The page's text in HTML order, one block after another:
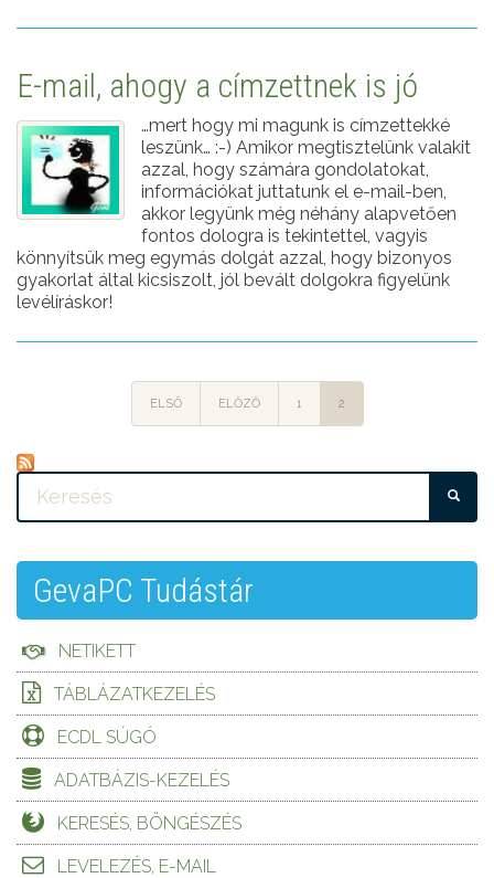
E-mail, ahogy a címzettnek is jó
…mert hogy mi magunk is címzettekké
leszünk… :-) Amikor megtisztelünk valakit
azzal, hogy számára gondolatokat,
információkat juttatunk el e-mail-ben,
akkor legyünk még néhány alapvetően
fontos dologra is tekintettel, vagyis
könnyítsük meg egymás dolgát azzal, hogy bizonyos
gyakorlat által kicsiszolt, jól bevált dolgokra figyelünk
levélíráskor!
ELSŐ ELŐZŐ 1 2
GevaPC Tudástár
NETIKETT
TÁBLÁZATKEZELÉS
ECDL SÚGÓ
ADATBÁZIS-KEZELÉS
KERESÉS, BÖNGÉSZÉS
LEVELEZÉS, E-MAIL